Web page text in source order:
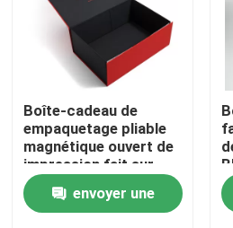
Boîte d'emballage de vapotage
Boîte de empaquetage
Emballage des aliments
Impression de livres à
Boîte-cadeau de
empaquetage pliable
magnétique ouvert de
impression fait sur
commande d'aileron
pour la chaussure
d'habillement
envoyer une